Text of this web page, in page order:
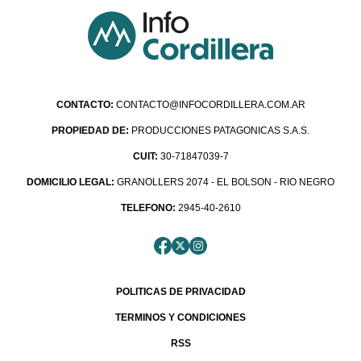
CONTACTO: CONTACTO@INFOCORDILLERA.COM.AR
PROPIEDAD DE: PRODUCCIONES PATAGONICAS S.A.S.
CUIT: 30-71847039-7
DOMICILIO LEGAL: GRANOLLERS 2074 - EL BOLSON - RIO NEGRO
TELEFONO: 2945-40-2610
POLITICAS DE PRIVACIDAD
TERMINOS Y CONDICIONES
RSS